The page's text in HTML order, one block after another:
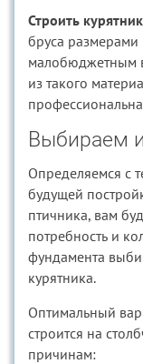
Строить курятник
бруса размерами
малобюджетным
из такого
Выбираем
Определяемся с
будущей
птичника, вам
потребность и
фундамента
курятника.
Оптимальный
строится на
причинам: